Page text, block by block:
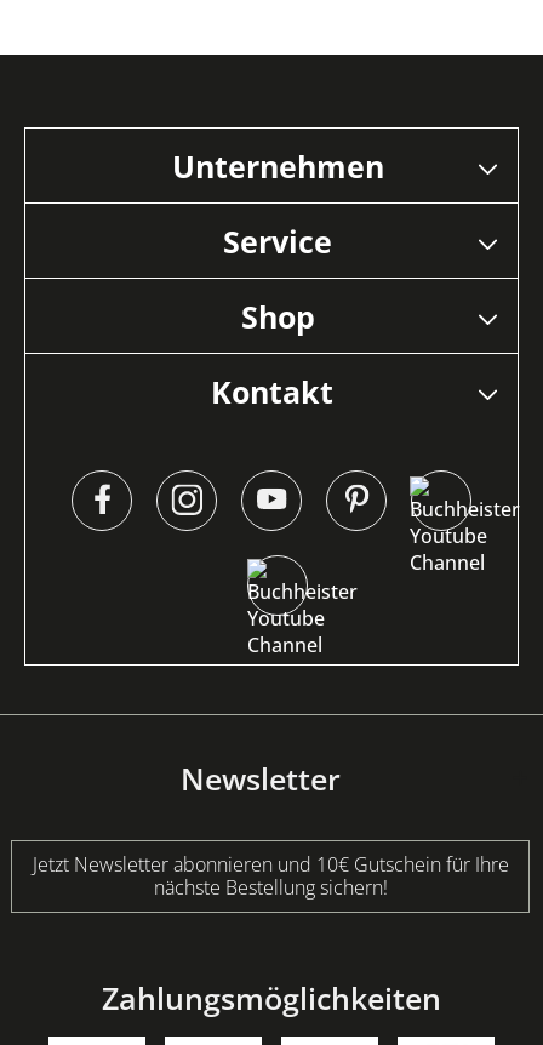
Unternehmen
Service
Shop
Kontakt
Newsletter
Jetzt Newsletter abonnieren und 10€ Gutschein für Ihre
nächste Bestellung sichern!
Zahlungsmöglichkeiten